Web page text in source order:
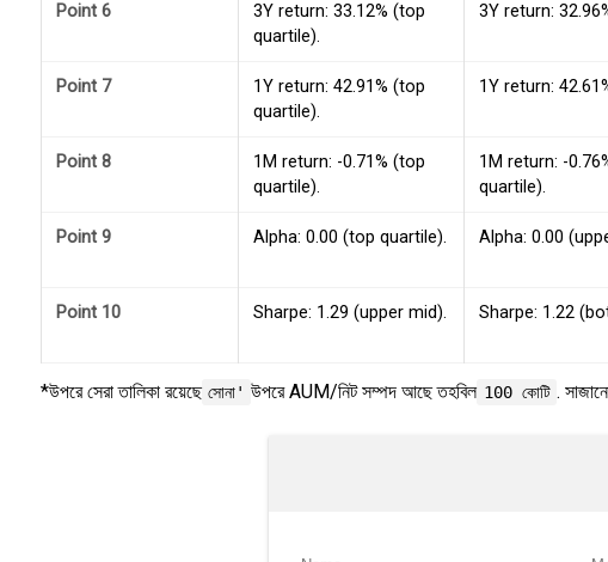
Point 6
3Y return: 33.12% (top
quartile).
3Y return:
Point 7
1Y return: 42.91% (top
quartile).
1Y return:
Point 8
1M return: -0.71% (top
quartile).
1M return: -
quartile).
Point 9 Alpha: 0.00 (top quartile). Alpha: 0.00
Point 10 Sharpe: 1.29 (upper mid). Sharpe: 1.22
*উপরে সেরা তালিকা রয়েছে সোনা' উপরে AUM/নিট সম্পদ আছে তহবিল 100 কোটি .